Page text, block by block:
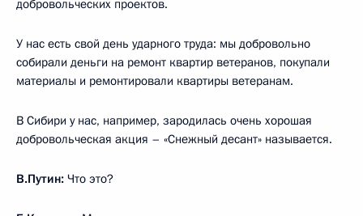
добровольческих проектов.
У нас есть свой день ударного труда: мы добровольно
собирали деньги на ремонт квартир ветеранов, покупали
материалы и ремонтировали квартиры ветеранам.
В Сибири у нас, например, зародилась очень хорошая
добровольческая акция – «Снежный десант» называется.
В.Путин: Что это?